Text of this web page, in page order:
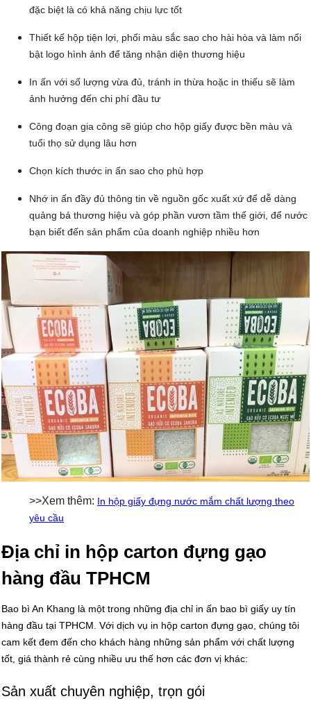
đặc biệt là có khả năng chịu lực tốt
Thiết kế hộp tiện lợi, phối màu sắc sao cho hài hòa và làm nổi
bật logo hình ảnh để tăng nhận diện thương hiệu
In ấn với số lượng vừa đủ, tránh in thừa hoặc in thiếu sẽ làm
ảnh hưởng đến chi phí đầu tư
Công đoạn gia công sẽ giúp cho hộp giấy được bền màu và
tuổi thọ sử dụng lâu hơn
Chọn kích thước in ấn sao cho phù hợp
Nhớ in ấn đầy đủ thông tin về nguồn gốc xuất xứ để dễ dàng
quảng bá thương hiệu và góp phần vươn tầm thế giới, để nước
bạn biết đến sản phẩm của doanh nghiệp nhiều hơn
>>Xem thêm: In hộp giấy đựng nước mắm chất lượng theo
yêu cầu
Địa chỉ in hộp carton đựng gạo
hàng đầu TPHCM
Bao bì An Khang là một trong những địa chỉ in ấn bao bì giấy uy tín
hàng đầu tại TPHCM. Với dịch vụ in hộp carton đựng gạo, chúng tôi
cam kết đem đến cho khách hàng những sản phẩm với chất lượng
tốt, giá thành rẻ cùng nhiều ưu thế hơn các đơn vị khác:
Sản xuất chuyên nghiệp, trọn gói